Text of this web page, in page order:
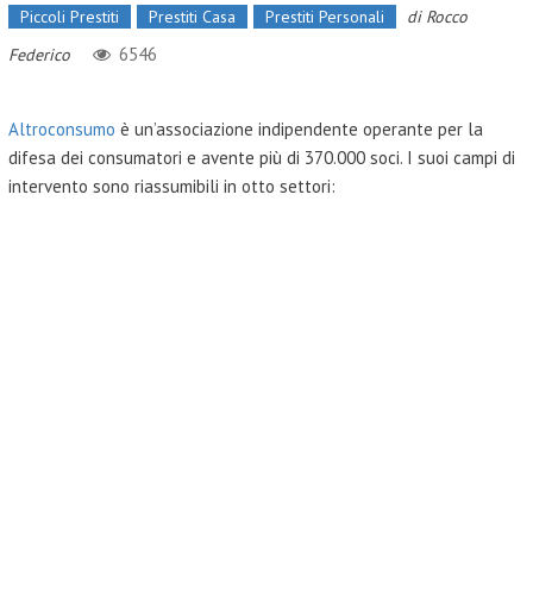
Piccoli Prestiti Prestiti Casa Prestiti Personali di Rocco
Federico
6546
Altroconsumo è un’associazione indipendente operante per la
difesa dei consumatori e avente più di 370.000 soci. I suoi campi di
intervento sono riassumibili in otto settori: